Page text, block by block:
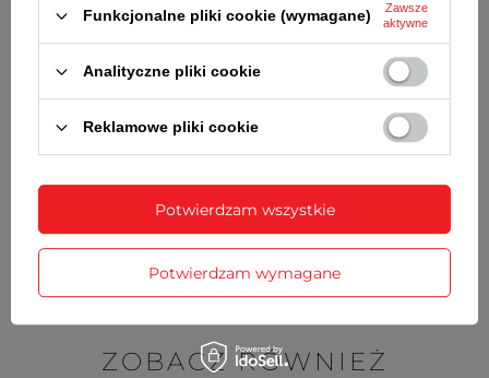
GWARANCJA
OPINIE (0)
Potrzebujesz pomocy? Masz pytania?
Zadaj pytanie a my odpowiemy
niezwłocznie, najciekawsze pytania i
odpowiedzi publikując dla innych.
ZOBACZ RÓWNIEŻ
Funkcjonalne pliki cookie (wymagane)
Zawsze
aktywne
Analityczne pliki cookie
Reklamowe pliki cookie
Potwierdzam wymagane
Potwierdzam wszystkie